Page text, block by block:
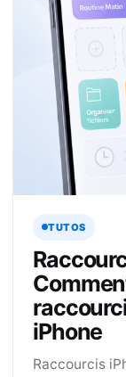
TUTOS
iPhone
Raccourcis